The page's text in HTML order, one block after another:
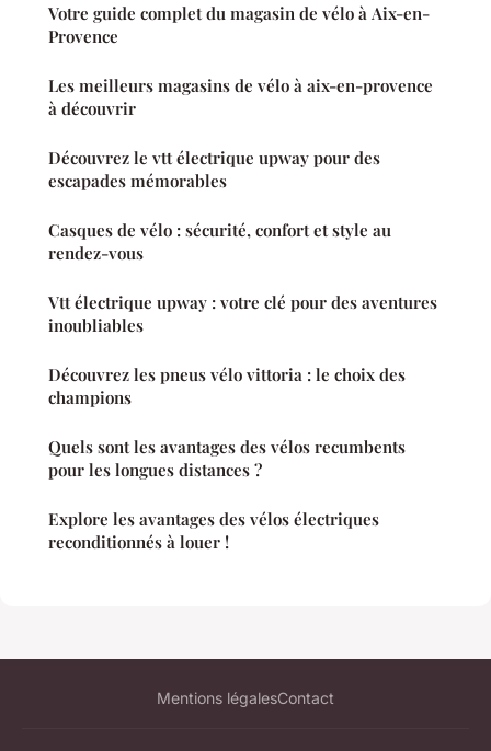
Votre guide complet du magasin de vélo à Aix-en-
Provence
Les meilleurs magasins de vélo à aix-en-provence
à découvrir
Découvrez le vtt électrique upway pour des
escapades mémorables
Casques de vélo : sécurité, confort et style au
rendez-vous
Vtt électrique upway : votre clé pour des aventures
inoubliables
Découvrez les pneus vélo vittoria : le choix des
champions
Quels sont les avantages des vélos recumbents
pour les longues distances ?
Explore les avantages des vélos électriques
reconditionnés à louer !
Mentions légalesContact